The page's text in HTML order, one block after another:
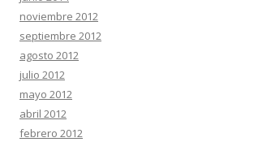
noviembre 2012
septiembre 2012
agosto 2012
julio 2012
mayo 2012
abril 2012
febrero 2012